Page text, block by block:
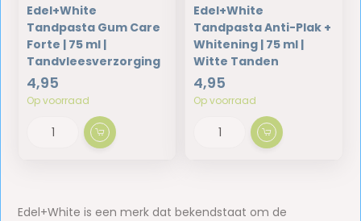
Edel+White
Tandpasta Gum Care
Forte | 75 ml |
Tandvleesverzorging
4,95
Op voorraad
Edel+White
Tandpasta Anti-Plak +
Whitening | 75 ml |
Witte Tanden
4,95
Op voorraad
Edel+White is een merk dat bekendstaat om de